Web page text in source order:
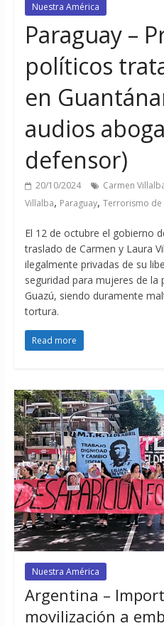
Nuestra América
Paraguay –
políticos
en
audios
defensor)
20/10/2024 Carmen
Villalba, Paraguay, Terrorismo de
El 12 de octubre el gobierno
traslado de Carmen y Laura
ilegalmente privadas de su
seguridad para mujeres de la
Guazú, siendo duramente
tortura.
Read more
Nuestra América
Argentina –
movilización a